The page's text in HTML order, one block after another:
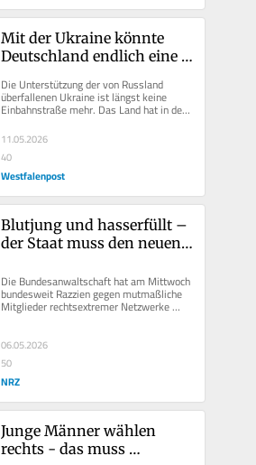
Mit der Ukraine könnte
Deutschland endlich eine
Die Unterstützung der von Russland
überfallenen Ukraine ist längst keine
Einbahnstraße mehr. Das Land hat in den
11.05.2026
40
Westfalenpost
Blutjung und hasserfüllt –
der Staat muss den neuen
Die Bundesanwaltschaft hat am Mittwoch
bundesweit Razzien gegen mutmaßliche
Mitglieder rechtsextremer Netzwerke
durchführen lassen. Auch in NRW gab...
06.05.2026
50
NRZ
Junge Männer wählen
rechts - das muss